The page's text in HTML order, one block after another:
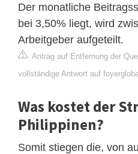
Der monatliche
bei 3,50% liegt, wird
Arbeitgeber aufgeteilt.
Antrag auf Entfernung der
vollständige Antwort auf
Was kostet der
Philippinen?
Somit stiegen die, von